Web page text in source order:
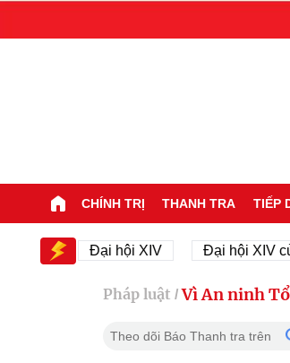
CHÍNH TRỊ THANH TRA TIẾP
Đại hội XIV Đại hội XIV của
Pháp luật / Vì An ninh
Theo dõi Báo Thanh tra trên